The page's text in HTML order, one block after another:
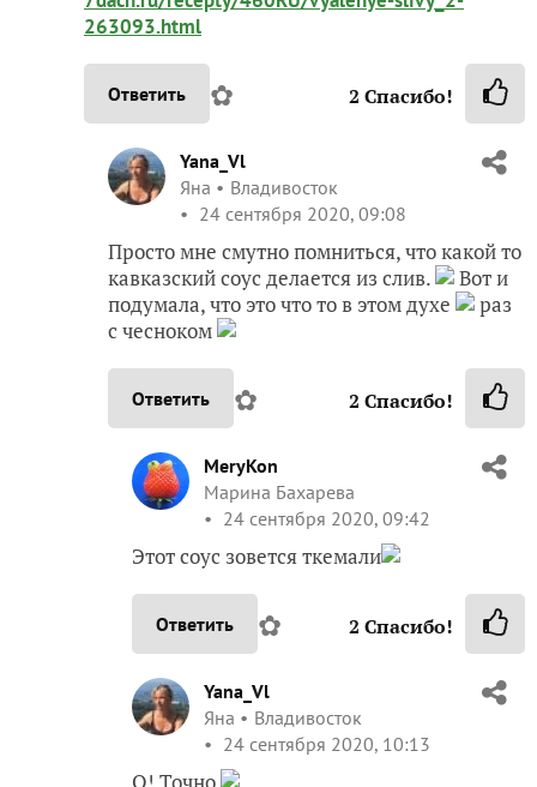
263093.html
Ответить ✿ 2 Спасибо!
Yana_Vl
Яна
Владивосток
24 сентября 2020, 09:08
Просто мне смутно помниться, что какой то
кавказский соус делается из слив.
Вот и
подумала, что это что то в этом духе
раз
с чесноком
Ответить ✿ 2 Спасибо!
MeryKon
Марина Бахарева
24 сентября 2020, 09:42
Этот соус зовется ткемали
Ответить ✿ 2 Спасибо!
Yana_Vl
Яна
Владивосток
24 сентября 2020, 10:13